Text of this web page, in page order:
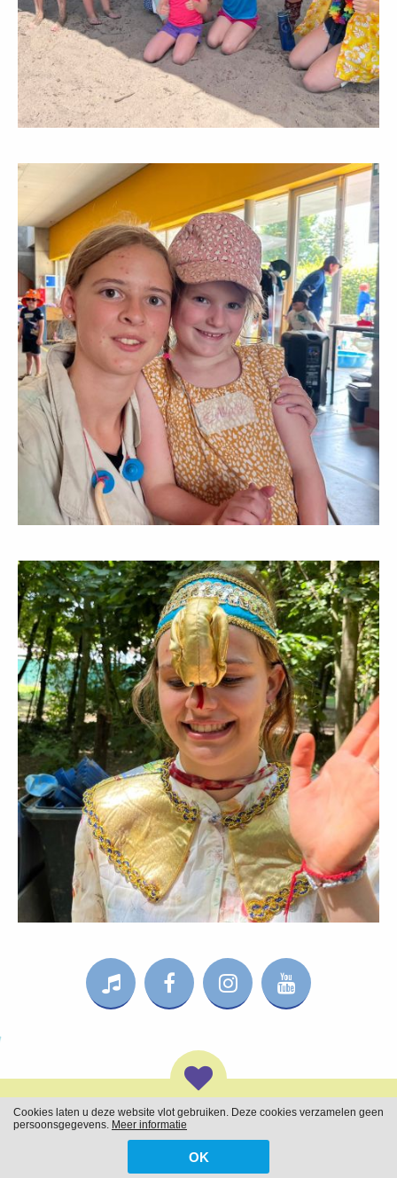
Openingsuren Jeugddienst Lochristi:
maandag en vrijdag van 9:00 tot
gesloten |
Cookies laten u deze website vlot gebruiken. Deze cookies verzamelen geen
persoonsgegevens. Meer informatie
OK